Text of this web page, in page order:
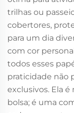
trilhas ou
cobertores,
para um dia
com cor
todos esses
praticidade não
exclusivos. Ela
bolsa; é uma